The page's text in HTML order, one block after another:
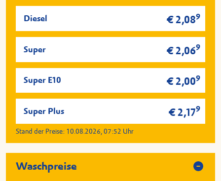
Diesel € 2,089
Super € 2,069
Super E10 € 2,009
Super Plus € 2,179
Stand der Preise: 10.08.2026, 07:52 Uhr
Waschpreise